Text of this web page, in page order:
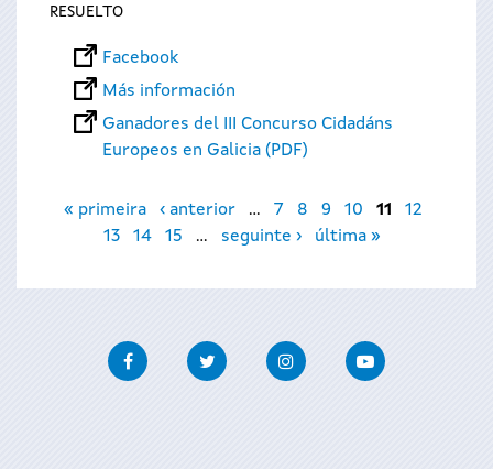
RESUELTO
Facebook
Más información
Ganadores del III Concurso Cidadáns
Europeos en Galicia (PDF)
Páginas
« primeira ‹ anterior … 7 8 9 10 11
12
13
14 15 … seguinte › última »
FacebookTwitter InstagramYoutube